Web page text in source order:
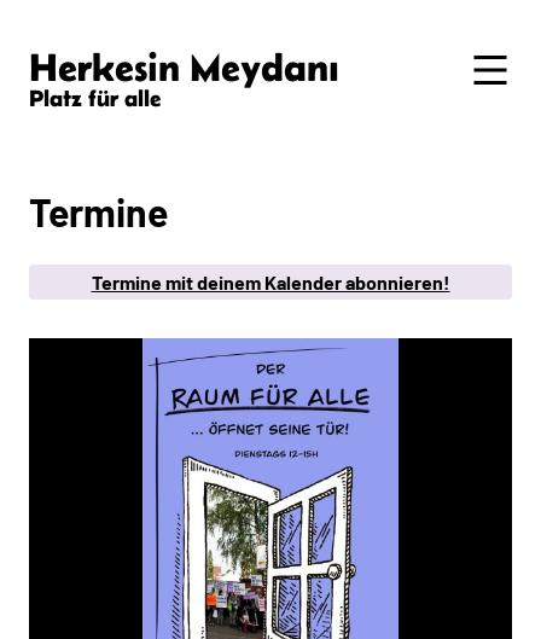
Herkesin Meydanı
Platz für alle
Termine
Termine mit deinem Kalender abonnieren!